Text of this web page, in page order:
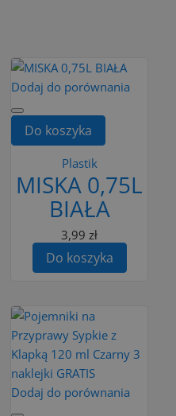
Dodaj do porównania
Do koszyka
Plastik
MISKA 0,75L
BIAŁA
3,99 zł
Do koszyka
Dodaj do porównania